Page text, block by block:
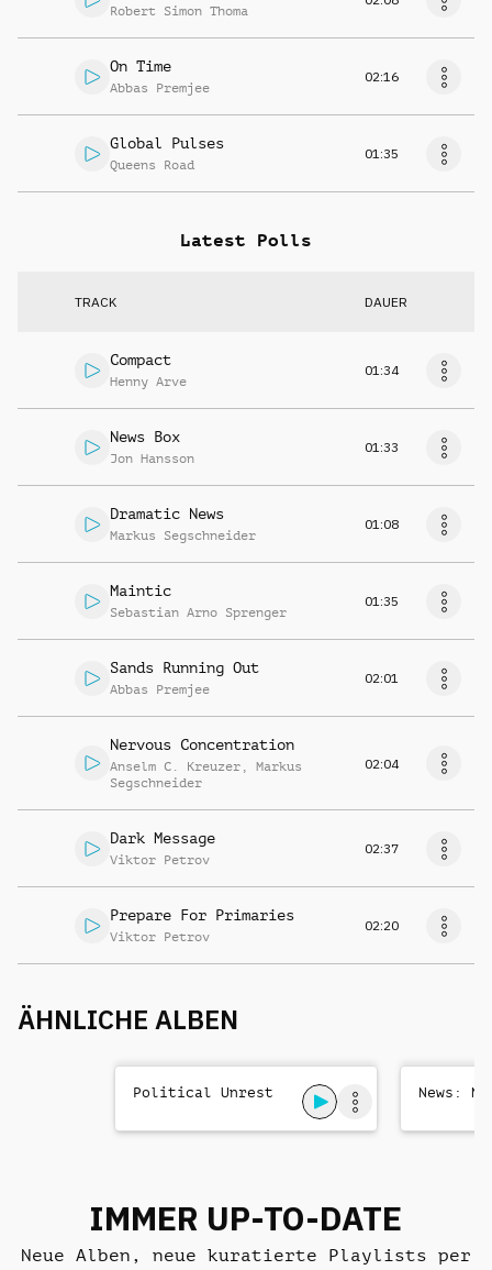
Robert Simon Thoma
On Time
Abbas Premjee
02:16
Global Pulses
Queens Road
01:35
Latest Polls
TRACK DAUER
Compact
Henny Arve
01:34
News Box
Jon Hansson
01:33
Dramatic News
Markus Segschneider
01:08
Maintic
Sebastian Arno Sprenger
01:35
Sands Running Out
Abbas Premjee
02:01
Nervous Concentration
Anselm C. Kreuzer , Markus
Segschneider
02:04
Dark Message
Viktor Petrov
02:37
Prepare For Primaries
Viktor Petrov
02:20
ÄHNLICHE ALBEN
Political Unrest News:
IMMER UP-TO-DATE
Neue Alben, neue kuratierte Playlists per